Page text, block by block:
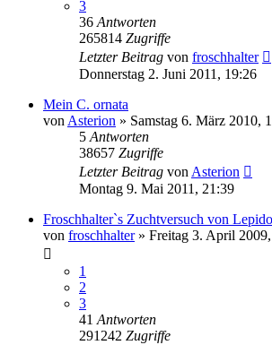
3
36 Antworten
265814 Zugriffe
Letzter Beitrag von froschhalter
Donnerstag 2. Juni 2011, 19:26
Mein C. ornata
von Asterion » Samstag 6. März 2010,
5 Antworten
38657 Zugriffe
Letzter Beitrag von Asterion
Montag 9. Mai 2011, 21:39
Froschhalter`s Zuchtversuch von
von froschhalter» Freitag 3. April 2009,
1
2
3
41 Antworten
291242 Zugriffe